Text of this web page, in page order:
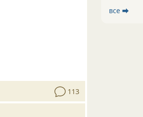
113
все ⮕